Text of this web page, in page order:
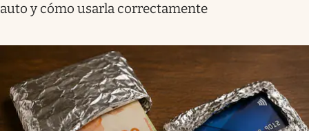
auto y cómo usarla correctamente